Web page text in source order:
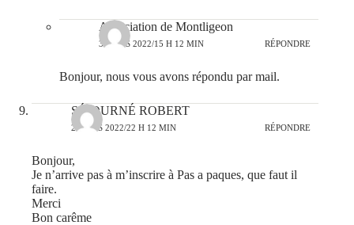
Association de Montligeon
3 MARS 2022/15 H 12 MIN RÉPONDRE
Bonjour, nous vous avons répondu par mail.
SÉJOURNÉ ROBERT
2 MARS 2022/22 H 12 MIN RÉPONDRE
Bonjour,
Je n’arrive pas à m’inscrire à Pas a paques, que faut il
faire.
Merci
Bon carême